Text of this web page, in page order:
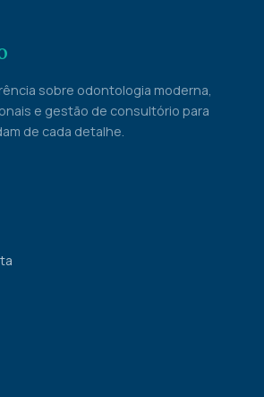
sobre odontologia moderna,
e gestão de consultório para
de cada detalhe.